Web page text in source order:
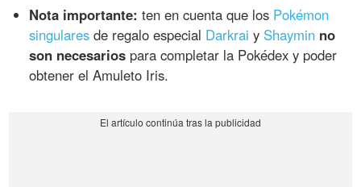
Nota importante: ten en cuenta que los Pokémon
singulares de regalo especial Darkrai y Shaymin no
son necesarios para completar la Pokédex y poder
obtener el Amuleto Iris.